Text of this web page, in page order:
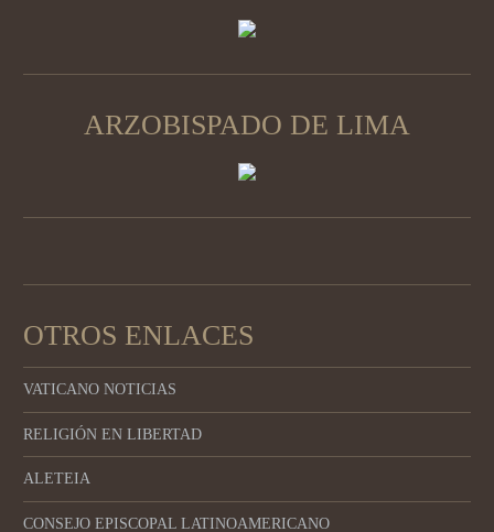
ARZOBISPADO DE LIMA
OTROS ENLACES
VATICANO NOTICIAS
RELIGIÓN EN LIBERTAD
ALETEIA
CONSEJO EPISCOPAL LATINOAMERICANO